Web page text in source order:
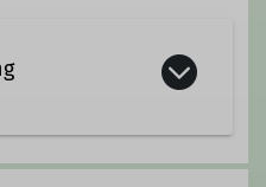
des DAV